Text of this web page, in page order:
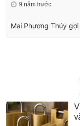
9 năm trước
Mai Phương Thúy